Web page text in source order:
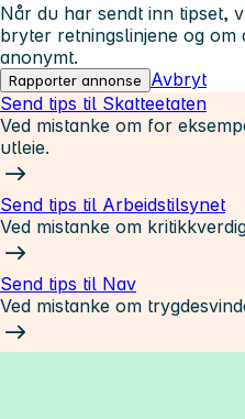
Når du har sendt inn tipset,
bryter retningslinjene og om
anonymt.
Rapporter annonse
Avbryt
Send tips til Skatteetaten
Ved mistanke om for
utleie.
Send tips til Arbeidstilsynet
Ved mistanke om
Send tips til Nav
Ved mistanke om